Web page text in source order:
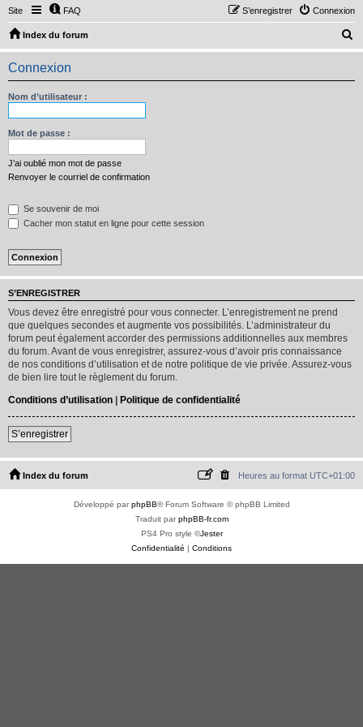
Site FAQ Connexion
S’enregistrer
Index du forum
e
Connexion
Nom d’utilisateur :
Mot de passe :
J’ai oublié mon mot de passe
Renvoyer le courriel de confirmation
Se souvenir de moi
Cacher mon statut en ligne pour cette session
S’ENREGISTRER
Vous devez être enregistré pour vous connecter. L’enregistrement ne prend
que quelques secondes et augmente vos possibilités. L’administrateur du
forum peut également accorder des permissions additionnelles aux membres
du forum. Avant de vous enregistrer, assurez-vous d’avoir pris connaissance
de nos conditions d’utilisation et de notre politique de vie privée. Assurez-vous
de bien lire tout le règlement du forum.
Conditions d’utilisation | Politique de confidentialité
S’enregistrer
Index du forum Heures au format UTC+01:00
Développé parphpBB® Forum Software © phpBB Limited
Traduit parphpBB-fr.com
PS4 Pro style ©Jester
Confidentialité | Conditions